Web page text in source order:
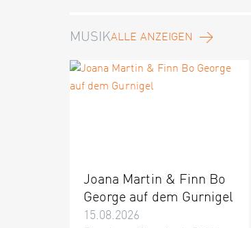
MUSIKALLE ANZEIGEN
Joana Martin & Finn Bo
George auf dem Gurnigel
15.08.2026